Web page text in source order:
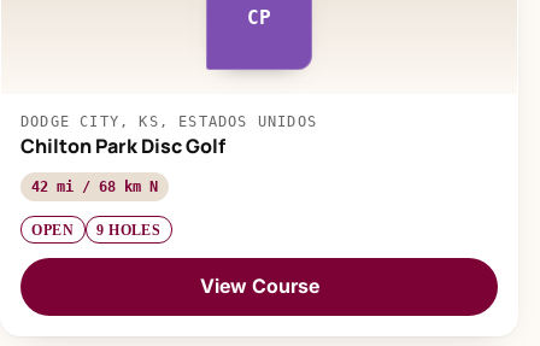
CP
DODGE CITY, KS, ESTADOS UNIDOS
Chilton Park Disc Golf
42 mi / 68 km N
OPEN 9 HOLES
View Course